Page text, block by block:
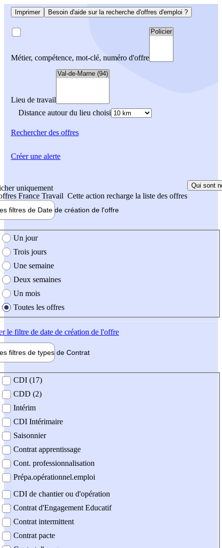
Imprimer Besoin d'aide sur la recherche d'offres d'emploi ?
Métier, compétence, mot-clé, numéro d'offre
Lieu de travail
Distance autour du lieu choisi
Rechercherdes offres
uniquement
France Travail Cette action recharge la liste des offres
Qui sont
filtres de Date de création de l'offre
création de l'offre
Un jour
Trois jours
Une semaine
Deux semaines
Un mois
Toutes les offres
le filtre de date de création de l'offre
filtres de types de Contrat
contrat
CDI (17)
CDD (2)
Intérim
CDI Intérimaire
Saisonnier
Contrat apprentissage
Cont. professionnalisation
Prépa.opérationnel.emploi
CDI de chantier ou d'opération
Contrat d'Engagement Educatif
Contrat intermittent
Contrat pacte
Créer une alerte